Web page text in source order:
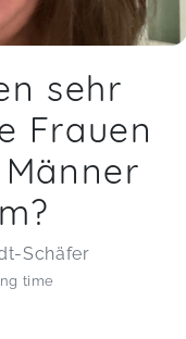
sehr
Frauen
Schäfer
time